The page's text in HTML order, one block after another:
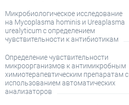
Микробиологическое исследование
на Mycoplasma hominis и Ureaplasma
urealyticum с определением
чувствительности к антибиотикам
Определение чувствительности
микроорганизмов к антимикробным
химиотерапевтическим препаратам с
использованием автоматических
анализаторов